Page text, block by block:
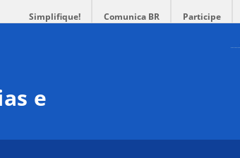
Simplifique! Comunica BR Participe
e